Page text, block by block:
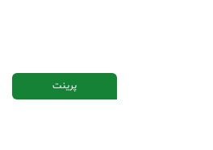
پرینت